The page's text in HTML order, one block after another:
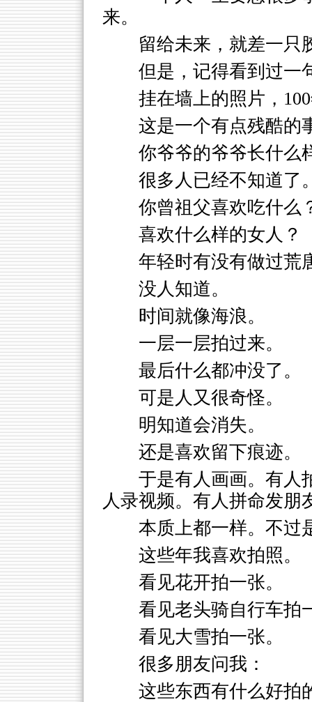
来。
留给未来，就差一只
但是，记得看到过一
挂在墙上的照片，
这是一个有点残酷的
你爷爷的爷爷长什么
很多人已经不知道了
你曾祖父喜欢吃什么
喜欢什么样的女人？
年轻时有没有做过荒
没人知道。
时间就像海浪。
一层一层拍过来。
最后什么都冲没了。
可是人又很奇怪。
明知道会消失。
还是喜欢留下痕迹。
于是有人画画。有人
人录视频。有人拼命发朋
本质上都一样。不过
这些年我喜欢拍照。
看见花开拍一张。
看见老头骑自行车拍
看见大雪拍一张。
很多朋友问我：
这些东西有什么好拍